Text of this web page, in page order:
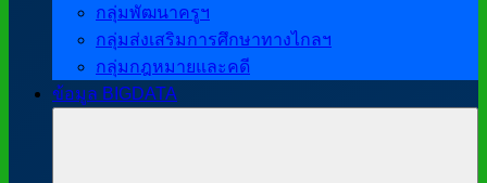
กลุ่มพัฒนาครูฯ
กลุ่มส่งเสริมการศึกษาทางไกลฯ
กลุ่มกฎหมายและคดี
ข้อมูล BIGDATA